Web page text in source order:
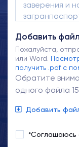
Добавить
Пожалуйста,
или Word.
получить .pdf с
Обратите
одного файла
Добавить
*Соглашаюсь